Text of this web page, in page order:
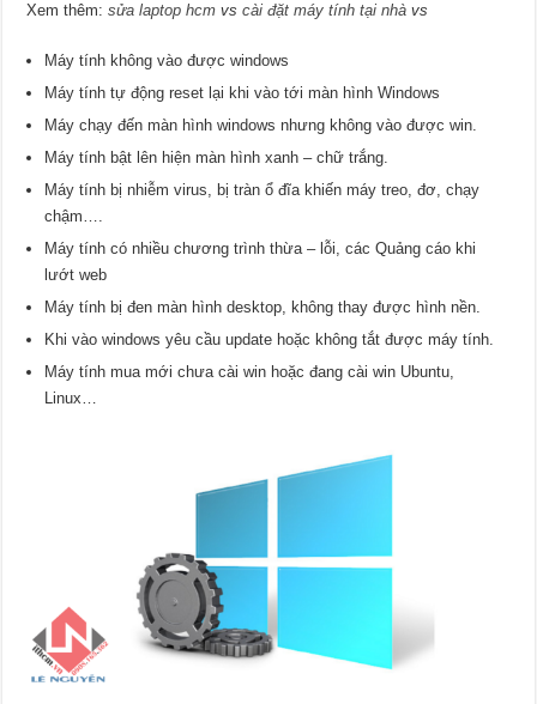
Xem thêm:sửa laptop hcm vscài đặt máy tính tại nhà vs
Máy tính không vào được windows
Máy tính tự động reset lại khi vào tới màn hình Windows
Máy chạy đến màn hình windows nhưng không vào được win.
Máy tính bật lên hiện màn hình xanh – chữ trắng.
Máy tính bị nhiễm virus, bị tràn ổ đĩa khiến máy treo, đơ, chạy
chậm….
Máy tính có nhiều chương trình thừa – lỗi, các Quảng cáo khi
lướt web
Máy tính bị đen màn hình desktop, không thay được hình nền.
Khi vào windows yêu cầu update hoặc không tắt được máy tính.
Máy tính mua mới chưa cài win hoặc đang cài win Ubuntu,
Linux…